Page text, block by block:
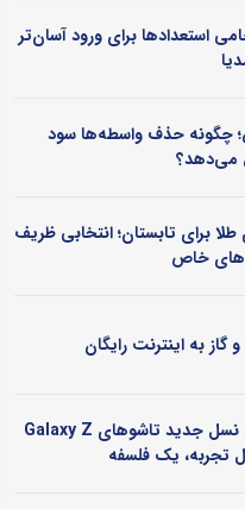
استعدادها برای ورود آسان‌تر
چگونه حذف واسطه‌ها سود
می‌دهد؟
برای تابستان؛ انتخابی ظریف
خاص
به اینترنت رایگان
پشت صحنه مهندسی نسل جدید تاشوهای Galaxy Z
یک فلسفه